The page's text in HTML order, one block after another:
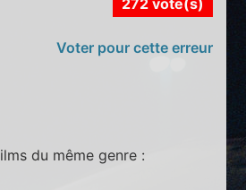
Voter pour cette erreur
du même genre :